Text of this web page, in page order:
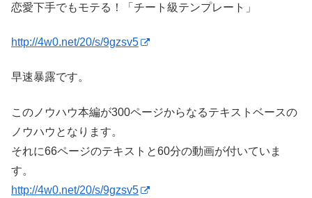
恋愛下手でもモテる！「チート級テンプレート」
http://4w0.net/20/s/9gzsv5
早速暴露です。
このノウハウ本編が300ページからなるテキストベースの
ノウハウとなります。
それに66ページのテキストと60分の動画が付いていま
す。
http://4w0.net/20/s/9gzsv5